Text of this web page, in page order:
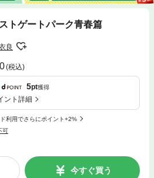
トゲートパーク青春篇
良
(税込)
5pt獲得
ント詳細
利用でさらにポイント+2%
可
今すぐ買う